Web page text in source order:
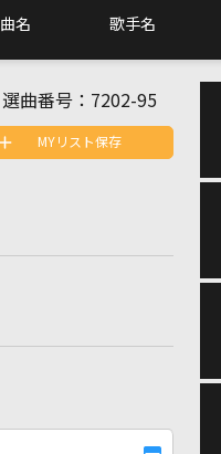
曲名 歌手名
選曲番号： 7202-95
MYリスト保存